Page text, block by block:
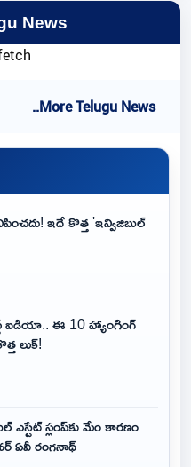
News
..More Telugu News
ఇదే కొత్త 'ఇన్విజిబుల్
ఐడియా.. ఈ 10 హ్యాంగింగ్
లుక్!
స్లంప్‌కు మేం కారణం
ఏవీ రంగనాథ్